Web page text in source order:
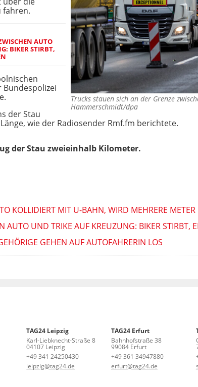
Trucks stauen sich an der Grenze
Hammerschmidt/dpa
fahren.
AUTO
BIKER STIRBT,
der Stau
wie der Radiosender Rmf.fm berichtete.
der Stau zweieinhalb Kilometer.
KOLLIDIERT MIT U-BAHN, WIRD MEHRERE METER
AUTO UND TRIKE AUF KREUZUNG: BIKER STIRBT,
GEHEN AUF AUTOFAHRERIN LOS
TAG24 Leipzig
Karl-Liebknecht-Straße 8
04107 Leipzig
+49 341 24250430
leipzig@tag24.de
TAG24 Erfurt
Bahnhofstraße 38
99084 Erfurt
+49 361 34947880
erfurt@tag24.de